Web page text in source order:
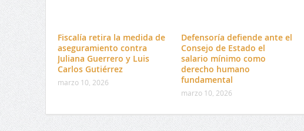
Fiscalía retira la medida de
aseguramiento contra
Juliana Guerrero y Luis
Carlos Gutiérrez
marzo 10, 2026
Defensoría defiende ante el
Consejo de Estado el
salario mínimo como
derecho humano
fundamental
marzo 10, 2026